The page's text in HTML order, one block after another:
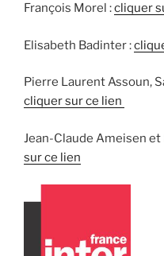
François Morel :cliquer
Elisabeth Badinter :
Pierre Laurent Assoun,
cliquer sur ce lien
Jean-Claude Ameisen
sur ce lien